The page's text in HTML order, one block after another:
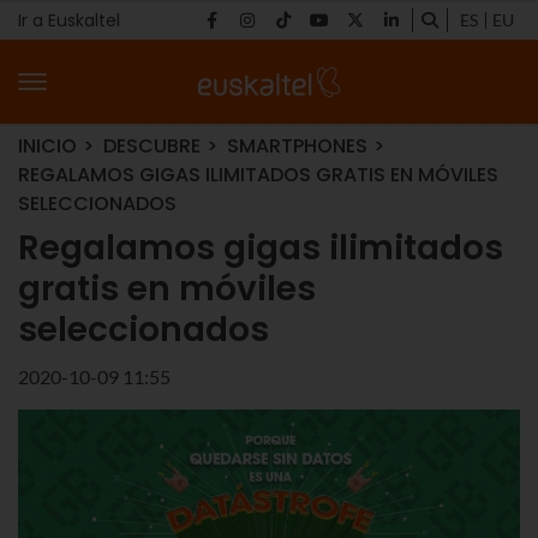
Ir a Euskaltel ES EU
INICIO DESCUBRE
SMARTPHONES
REGALAMOS GIGAS ILIMITADOS GRATIS EN MÓVILES
SELECCIONADOS
Regalamos gigas ilimitados
gratis en móviles
seleccionados
2020-10-09 11:55